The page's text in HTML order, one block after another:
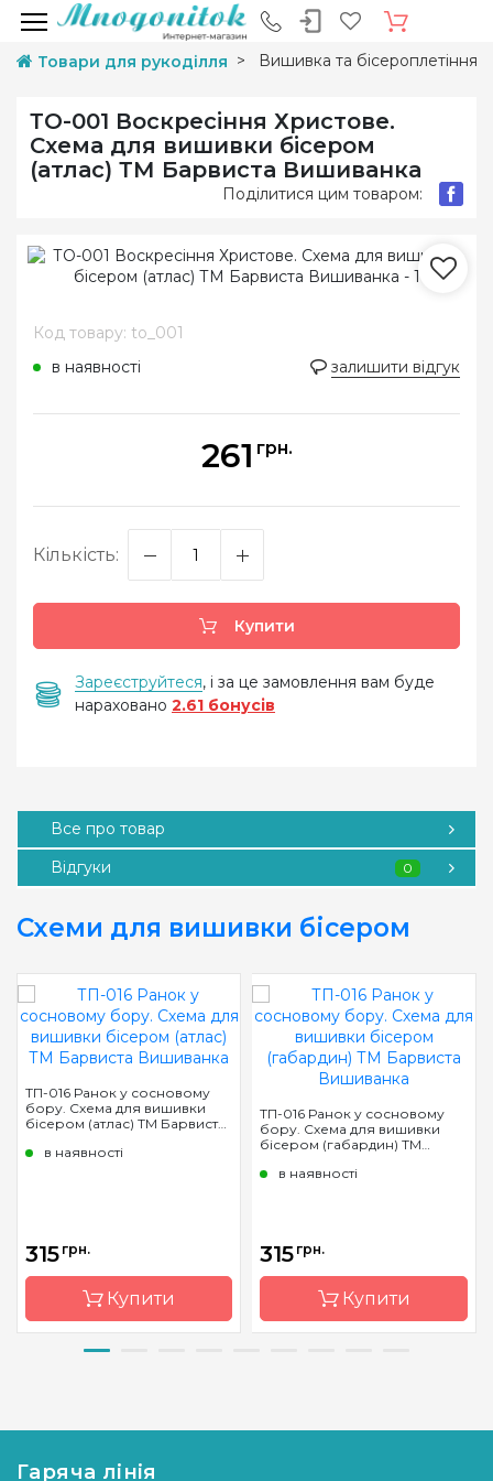
Товари для рукоділля Вишивка та бісероплетіння
ТО-001 Воскресіння Христове.
Схема для вишивки бісером
(атлас) ТМ Барвиста Вишиванка
Поділитися цим товаром:
Код товару: to_001
в наявності
залишити відгук
261 грн.
Кількість:
Купити
Зареєструйтеся, і за це замовлення вам буде
нараховано 2.61 бонусів
Все про товар
Відгуки
0
Схеми для вишивки бісером
ТП-016 Ранок у сосновому
бору. Схема для вишивки
бісером (атлас) ТМ Барвиста
в наявності
315 грн.
Купити
виробник
ТП-016 Ранок у сосновому
бору. Схема для вишивки
бісером (габардин) ТМ
в наявності
315 грн.
Купити
Гаряча лінія